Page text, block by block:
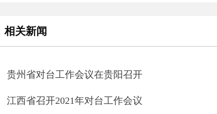
相关新闻
贵州省对台工作会议在贵阳召开
江西省召开2021年对台工作会议